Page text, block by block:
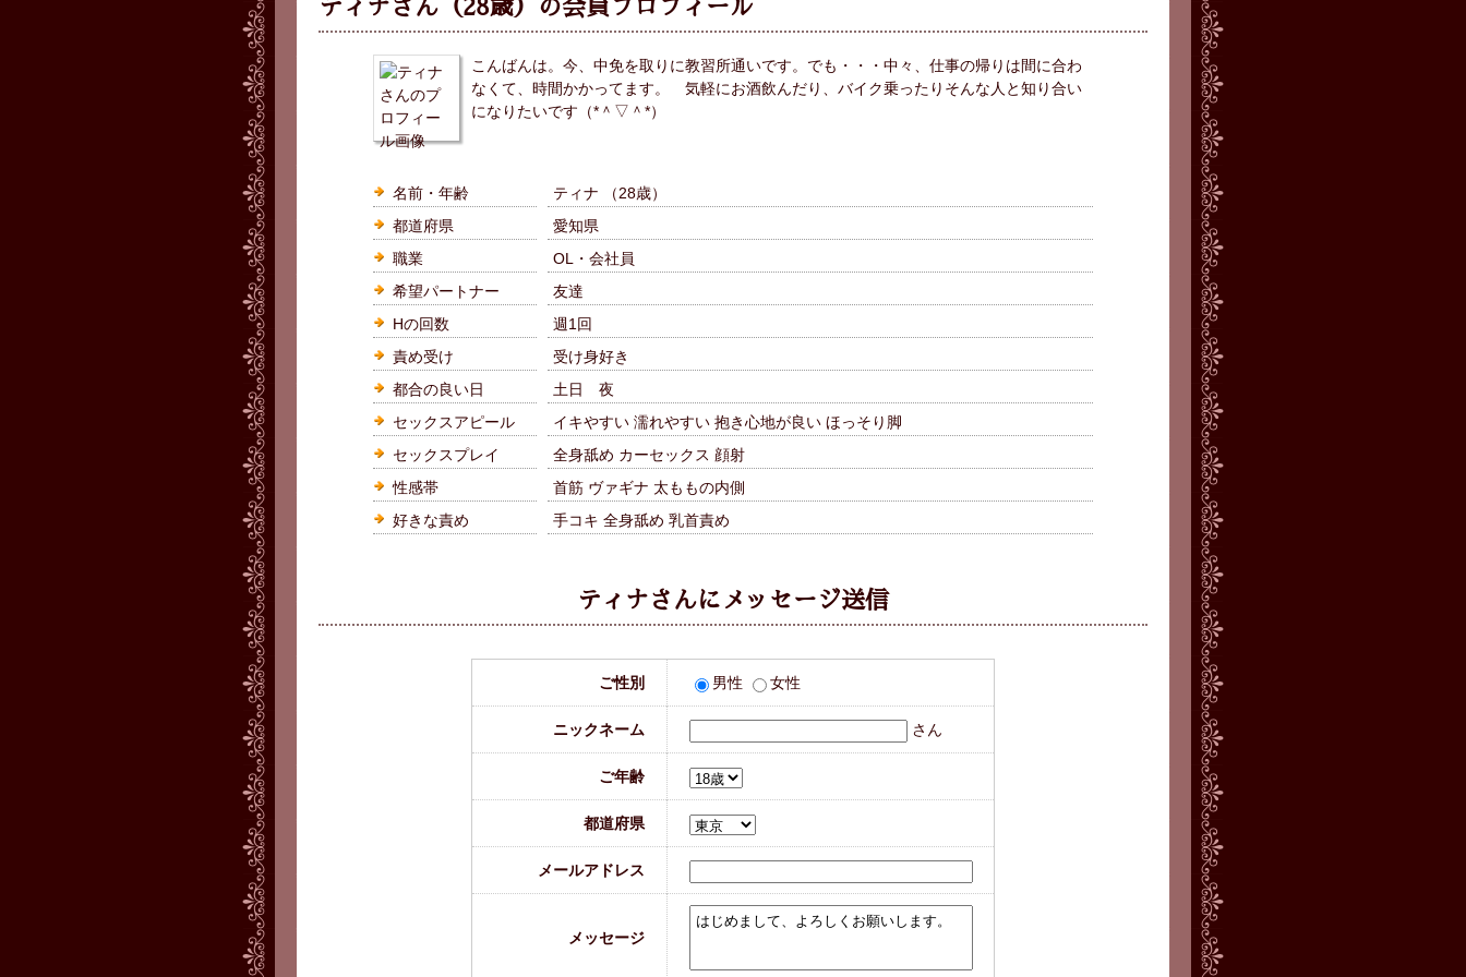
ティナさん（28歳）の会員プロフィール
こんばんは。今、中免を取りに教習所通いです。でも・・・中々、仕事の帰りは間に合わ
なくて、時間かかってます。 気軽にお酒飲んだり、バイク乗ったりそんな人と知り合い
になりたいです（*＾▽＾*）
名前・年齢
ティナ （28歳）
都道府県
愛知県
職業
OL・会社員
希望パートナー
友達
Hの回数
週1回
責め受け
受け身好き
都合の良い日
土日 夜
セックスアピール
イキやすい 濡れやすい 抱き心地が良い ほっそり脚
セックスプレイ
全身舐め カーセックス 顔射
性感帯
首筋 ヴァギナ 太ももの内側
好きな責め
手コキ 全身舐め 乳首責め
ティナさんにメッセージ送信